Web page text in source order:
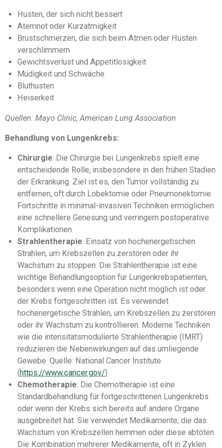
Husten, der sich nicht bessert
Atemnot oder Kurzatmigkeit
Brustschmerzen, die sich beim Atmen oder Husten
verschlimmern
Gewichtsverlust und Appetitlosigkeit
Müdigkeit und Schwäche
Bluthusten
Heiserkeit
Quellen: Mayo Clinic, American Lung Association
Behandlung von Lungenkrebs:
Chirurgie: Die Chirurgie bei Lungenkrebs spielt eine
entscheidende Rolle, insbesondere in den frühen Stadien
der Erkrankung. Ziel ist es, den Tumor vollständig zu
entfernen, oft durch Lobektomie oder Pneumonektomie.
Fortschritte in minimal-invasiven Techniken ermöglichen
eine schnellere Genesung und verringern postoperative
Komplikationen.
Strahlentherapie: Einsatz von hochenergetischen
Strahlen, um Krebszellen zu zerstören oder ihr
Wachstum zu stoppen. Die Strahlentherapie ist eine
wichtige Behandlungsoption für Lungenkrebspatienten,
besonders wenn eine Operation nicht möglich ist oder
der Krebs fortgeschritten ist. Es verwendet
hochenergetische Strahlen, um Krebszellen zu zerstören
oder ihr Wachstum zu kontrollieren. Moderne Techniken
wie die intensitätsmodulierte Strahlentherapie (IMRT)
reduzieren die Nebenwirkungen auf das umliegende
Gewebe. Quelle: National Cancer Institute
(https://www.cancer.gov/)
Chemotherapie: Die Chemotherapie ist eine
Standardbehandlung für fortgeschrittenen Lungenkrebs
oder wenn der Krebs sich bereits auf andere Organe
ausgebreitet hat. Sie verwendet Medikamente, die das
Wachstum von Krebszellen hemmen oder diese abtöten.
Die Kombination mehrerer Medikamente, oft in Zyklen